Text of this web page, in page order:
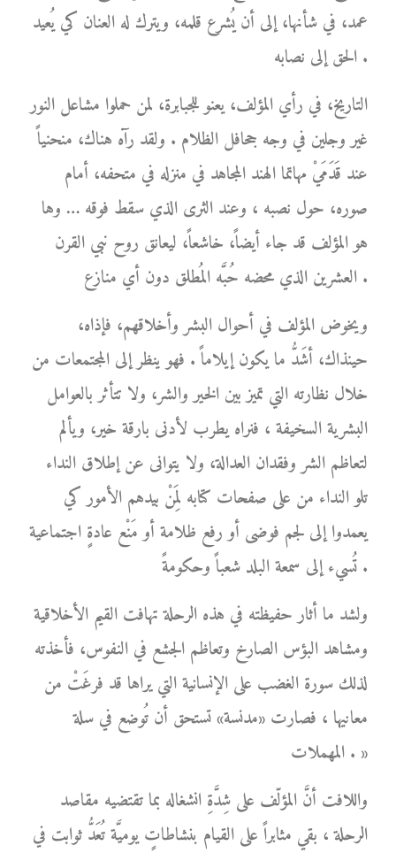
عمد، في شأنها، إلى أن يُشرع قلمه، ويترك له العنان كي يُعيد
الحق إلى نصابه .
التاريخ، في رأي المؤلف، يعنو للجبابرة، لمن حملوا مشاعل النور
غير وجلين في وجه جحافل الظلام . ولقد رآه هناك، منحنياً
عند قَدَمَيْ مهاتما الهند المجاهد في منزله في متحفه، أمام
صوره، حول نصبه ، وعند الثرى الذي سقط فوقه … وها
هو المؤلف قد جاء أيضاً، خاشعاً، ليعانق روح نبي القرن
العشرين الذي محضه حُبَّه المُطلق دون أي منازع .
ويخوض المؤلف في أحوال البشر وأخلاقهم، فإذاه،
حينذاك، أشَدُّ ما يكون إيلاماً . فهو ينظر إلى المجتمعات من
خلال نظارته التي تميز بين الخير والشر، ولا تتأثر بالعوامل
البشرية السخيفة ، فنراه يطرب لأدنى بارقة خير، ويألم
لتعاظم الشر وفقدان العدالة، ولا يتوانى عن إطلاق النداء
تلو النداء من على صفحات كتابه لِمَنْ بيدهم الأمور كي
يعمدوا إلى لجم فوضى أو رفع ظلامة أو مَنْع عادةٍ اجتماعية
تُسيء إلى سمعة البلد شعباً وحكومةً .
ولشد ما أثار حفيظته في هذه الرحلة تهافت القيم الأخلاقية
ومشاهد البؤس الصارخ وتعاظم الجشع في النفوس، فأخذته
لذلك سورة الغضب على الإنسانية التي يراها قد فرغَتْ من
معانيها ، فصارت «مدنسة» تستحق أن تُوضع في سلة
المهملات . »
واللافت أنَّ المؤلّف على شِدَّةِ انشغاله بما تقتضيه مقاصد
الرحلة ، بقي مثابراً على القيام بنشاطاتٍ يوميَّة تُعَدُّ ثوابت في